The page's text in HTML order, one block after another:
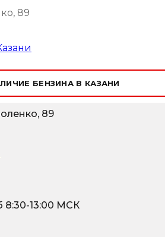
89
БЕНЗИНА В КАЗАНИ
89
8:30-13:00 МСК